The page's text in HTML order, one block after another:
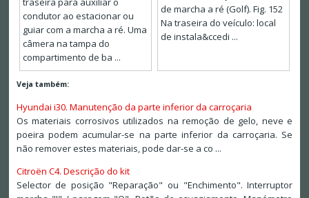
condutor ao estacionar ou
guiar com a marcha a ré. Uma
câmera na tampa do
compartimento de ba ...
de marcha a ré (Golf). Fig. 152
Na traseira do veículo: local
de instala&ccedi ...
Veja também:
Hyundai i30. Manutenção da parte inferior da carroçaria
Os materiais corrosivos utilizados na remoção de gelo, neve e
poeira podem acumular-se na parte inferior da carroçaria. Se
não remover estes materiais, pode dar-se a co ...
Citroën C4. Descrição do kit
Selector de posição "Reparação" ou "Enchimento". Interruptor